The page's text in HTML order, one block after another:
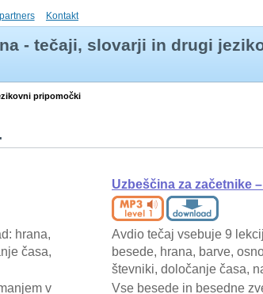
Kontakt
- tečaji, slovarji in drugi
pripomočki
hrana,
časa,
v
Uzbeščina za začetnike
Avdio tečaj vsebuje 9
besede, hrana, barve,
števniki, določanje časa,
Vse besede in besedne